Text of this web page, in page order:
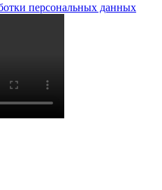
персональных данных